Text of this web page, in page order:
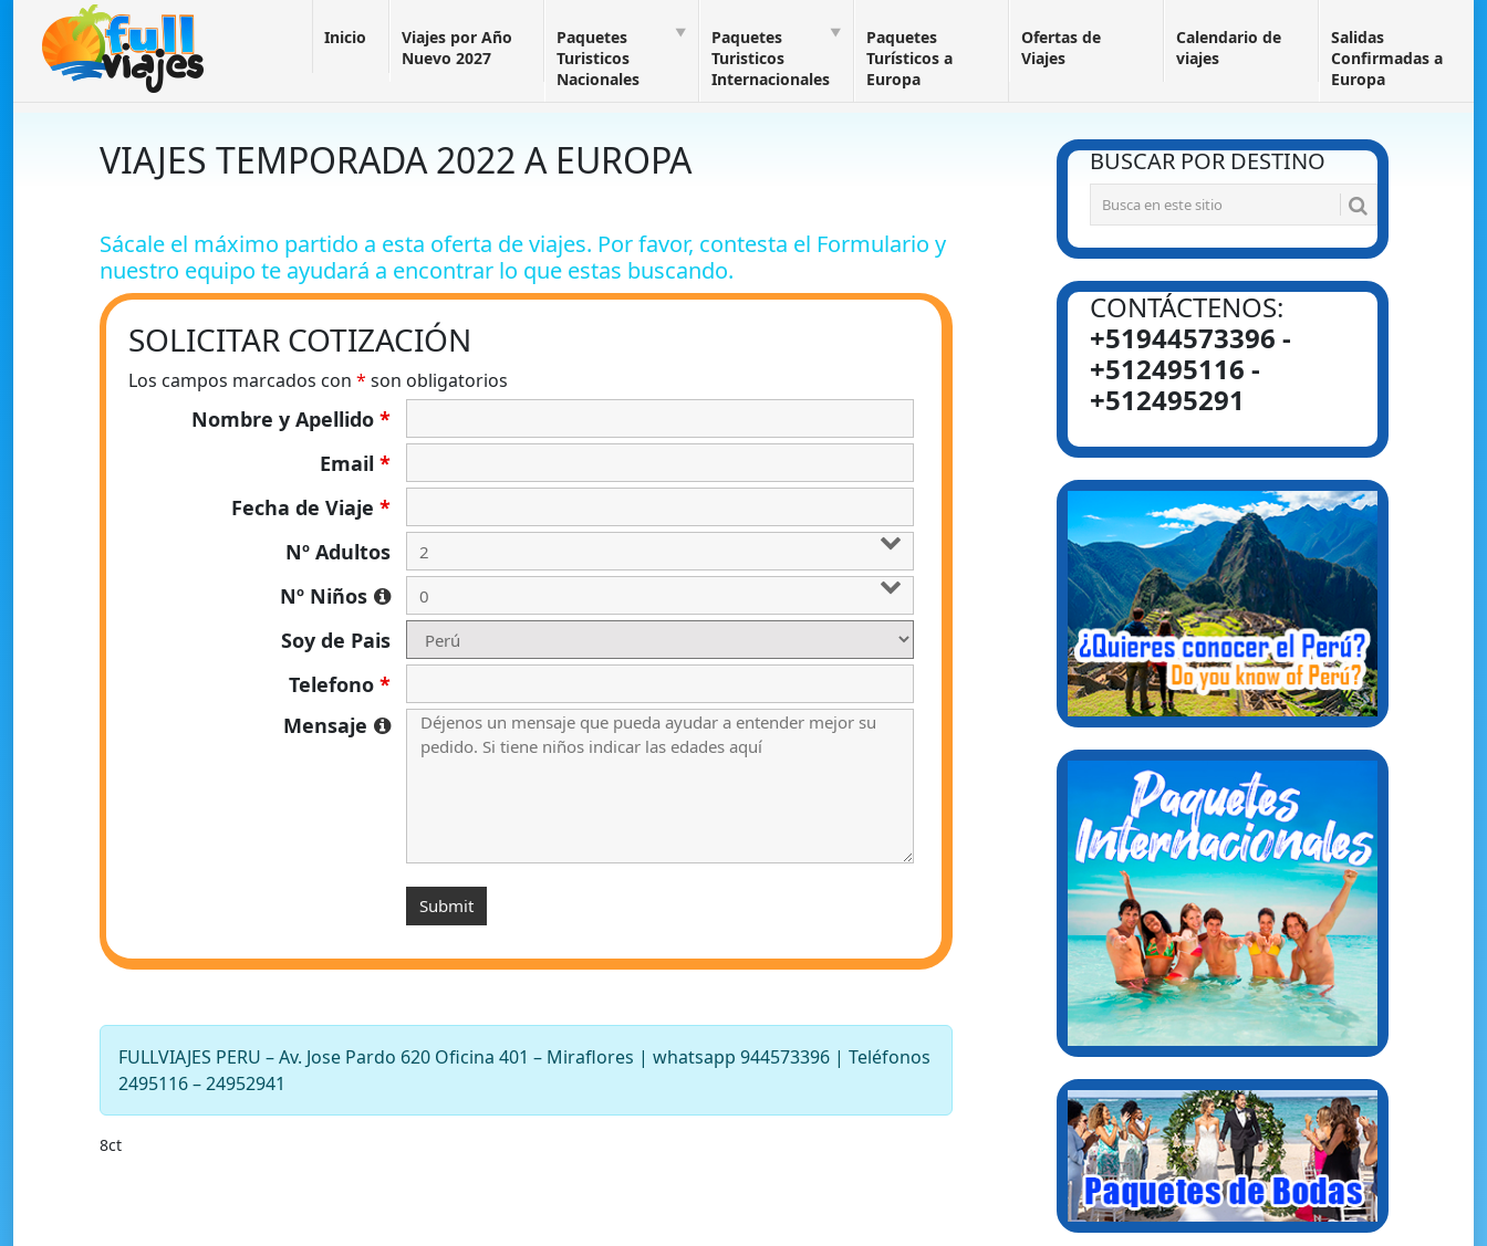
Inicio
Viajes por Año
Nuevo 2027
Paquetes
Turisticos
Nacionales
Paquetes
Turisticos
Internacionales
Paquetes
Turísticos a
Europa
Ofertas de
Viajes
Calendario de
viajes
Salidas
Confirmadas a
Europa
VIAJES TEMPORADA 2022 A EUROPA
Sácale el máximo partido a esta oferta de viajes. Por favor, contesta el Formulario y
nuestro equipo te ayudará a encontrar lo que estas buscando.
SOLICITAR COTIZACIÓN
Los campos marcados con * son obligatorios
Nombre y Apellido*
Email*
Fecha de Viaje*
Nº Adultos
Nº Niños
Soy de Pais
Telefono*
Mensaje
FULLVIAJES PERU – Av. Jose Pardo 620 Oficina 401 – Miraflores | whatsapp 944573396 | Teléfonos
2495116 – 24952941
8ct
BUSCAR POR DESTINO
CONTÁCTENOS:
+51944573396 -
+512495116 -
+512495291